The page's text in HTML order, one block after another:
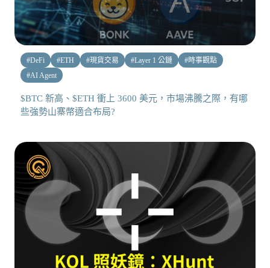
#DeFi #ETH #現貨交易 #Layer 1 公鏈 #時事觀點
#AI Agent
$BTC 新高、$ETH 衝上 3600 美元，市場沸騰之際，有哪
些強勢山寨幣適合布局?